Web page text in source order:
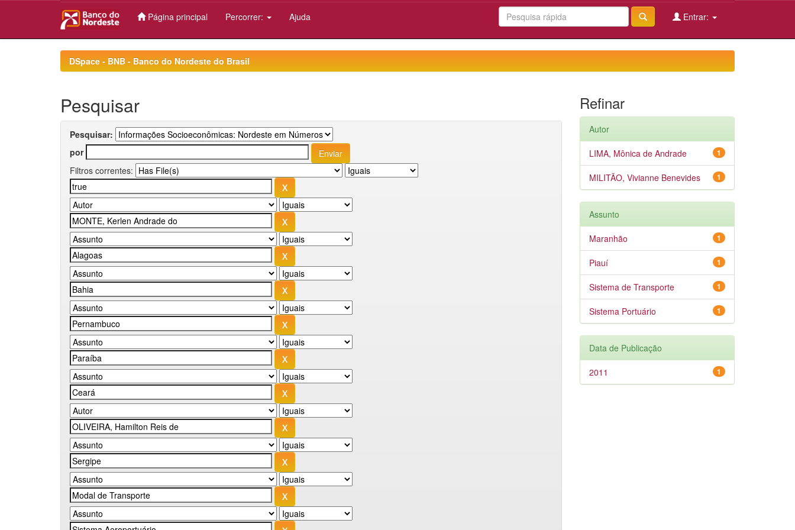
Página principal Percorrer: Ajuda Entrar:
DSpace - BNB - Banco do Nordeste do Brasil
Pesquisar
Pesquisar:
por
Filtros correntes:
Refinar
Autor
1
LIMA, Mônica de Andrade
1
MILITÃO, Vivianne Benevides
Assunto
1
Maranhão
1
Piauí
1
Sistema de Transporte
1
Sistema Portuário
Data de Publicação
1
2011